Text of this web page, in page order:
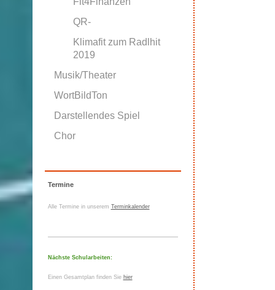
QR-
Klimafit zum Radlhit
2019
Musik/Theater
WortBildTon
Darstellendes Spiel
Chor
Termine
Alle Termine in unserem Terminkalender
Nächste Schularbeiten:
Einen Gesamtplan finden Sie hier